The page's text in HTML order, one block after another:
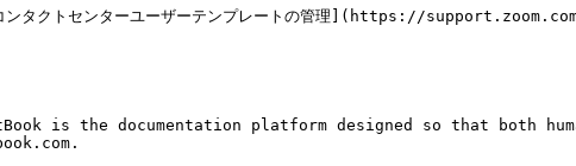
[コンタクトセンターユーザーテンプレートの管理](https://
is the documentation platform designed so that both